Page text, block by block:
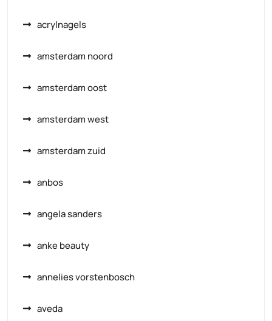
acrylnagels
amsterdam noord
amsterdam oost
amsterdam west
amsterdam zuid
anbos
angela sanders
anke beauty
annelies vorstenbosch
aveda